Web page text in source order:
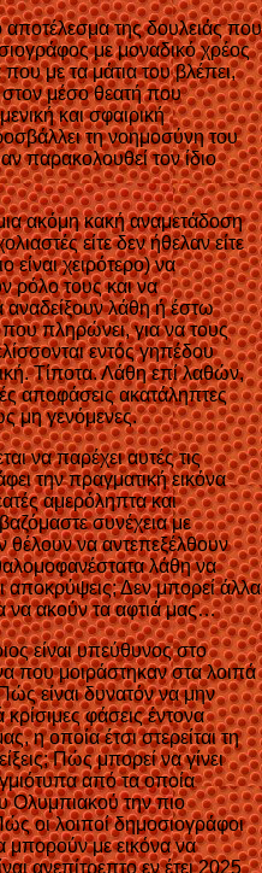
αποτέλεσμα της δουλειάς που
με μοναδικό χρέος
που με τα μάτια του βλέπει,
στον μέσο θεατή που
και σφαιρική
τη νοημοσύνη του
παρακολουθεί τον ίδιο
ακόμη κακή αναμετάδοση
είτε δεν ήθελαν είτε
χειρότερο) να
ρόλο τους και να
αναδείξουν λάθη ή έστω
πληρώνει, για να τους
εντός γηπέδου
Τίποτα. Λάθη επί λαθών,
αποφάσεις ακατάληπτες
μη γενόμενες.
να παρέχει αυτές τις
την πραγματική εικόνα
αμερόληπτα και
συνέχεια με
θέλουν να αντεπεξέλθουν
λάθη να
αποκρύψεις; Δεν μπορεί άλλα
να ακούν τα αφτιά μας…
είναι υπεύθυνος στο
που μοιράστηκαν στα λοιπά
είναι δυνατόν να μην
φάσεις έντονα
η οποία έτσι στερείται τη
Πώς μπορεί να γίνει
από τα οποία
Ολυμπιακού την πιο
οι λοιποί δημοσιογράφοι
μπορούν με εικόνα να
ανεπίτρεπτο εν έτει 2025